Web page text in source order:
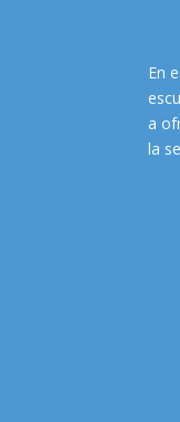
En
a
la